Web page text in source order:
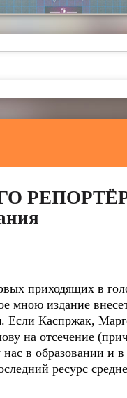
приходящих в
мною издание
Если Каспржак,
на отсечение
в образовании и
ресурс